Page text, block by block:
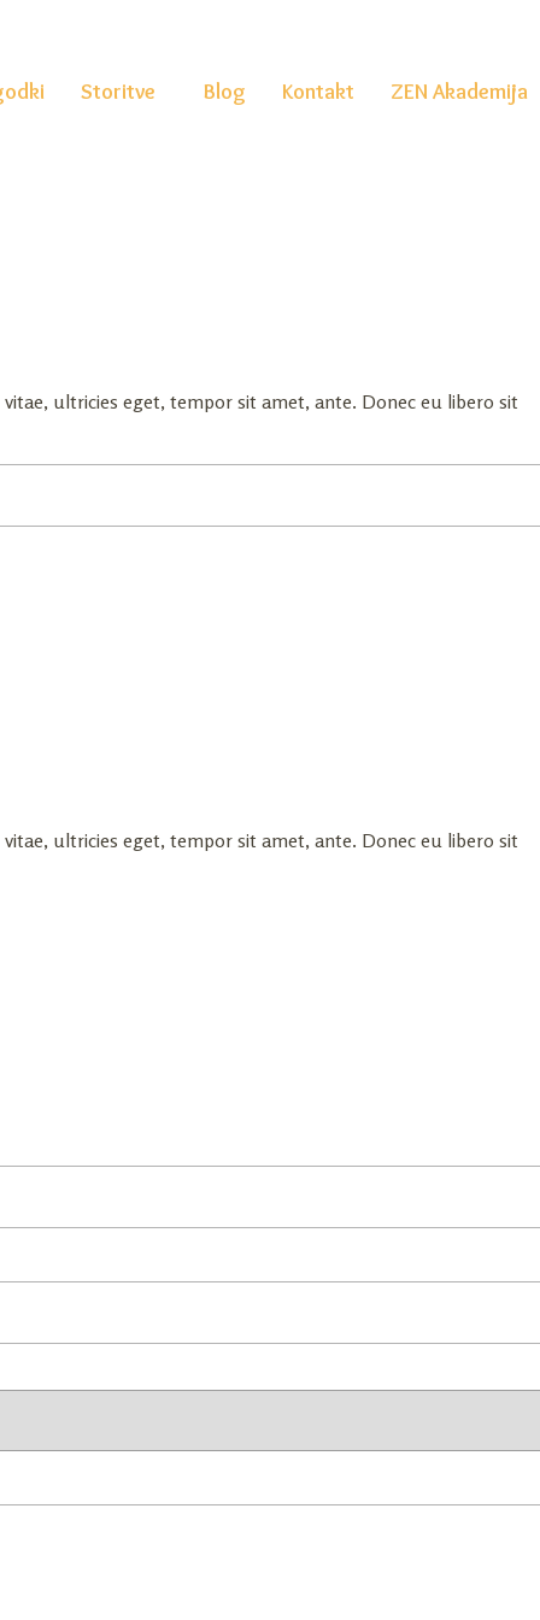
Storitve Blog Kontakt ZEN Akademija
ultricies eget, tempor sit amet, ante. Donec eu libero sit
ultricies eget, tempor sit amet, ante. Donec eu libero sit